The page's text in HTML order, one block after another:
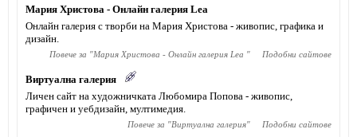
Мария Христова - Онлайн галерия Lea
Онлайн галерия с творби на Мария Христова - живопис, графика и
дизайн.
Повече за "Мария Христова - Онлайн галерия Lea " Подобни сайтове
Виртуална галерия
Личен сайт на художничката Любомира Попова - живопис,
графичен и уебдизайн, мултимедия.
Повече за "Виртуална галерия" Подобни сайтове